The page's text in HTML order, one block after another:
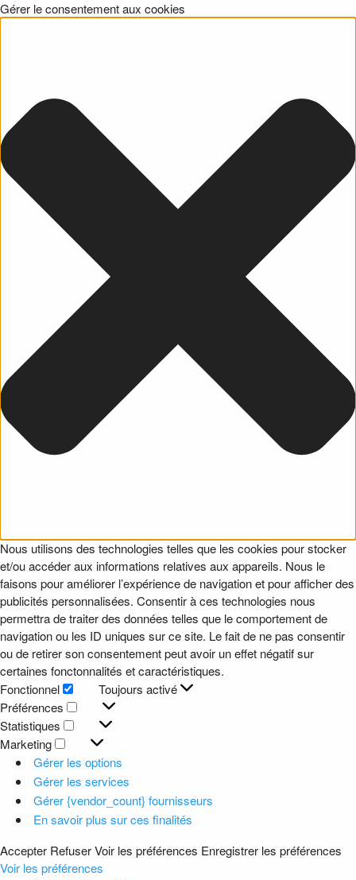
Gérer le consentement aux cookies
Nous utilisons des technologies telles que les cookies pour stocker
et/ou accéder aux informations relatives aux appareils. Nous le
faisons pour améliorer l’expérience de navigation et pour afficher des
publicités personnalisées. Consentir à ces technologies nous
permettra de traiter des données telles que le comportement de
navigation ou les ID uniques sur ce site. Le fait de ne pas consentir
ou de retirer son consentement peut avoir un effet négatif sur
certaines fonctonnalités et caractéristiques.
Fonctionnel
Fonctionnel
Toujours activé
Préférences
Préférences
Statistiques
Statistiques
Marketing
Marketing
Gérer les options
Gérer les services
Gérer {vendor_count} fournisseurs
En savoir plus sur ces finalités
Accepter RefuserVoir les préférences Enregistrer les préférences
Voir les préférences